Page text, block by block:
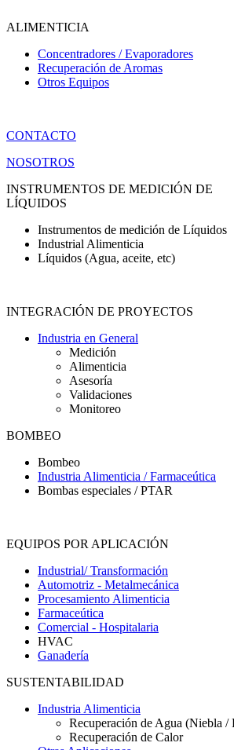
ALIMENTICIA
Concentradores / Evaporadores
Recuperación de Aromas
Otros Equipos
CONTACTO
NOSOTROS
INSTRUMENTOS DE MEDICIÓN DE
LÍQUIDOS
Instrumentos de medición de Líquidos
Industrial Alimenticia
Líquidos (Agua, aceite, etc)
INTEGRACIÓN DE PROYECTOS
Industria en General
Medición
Alimenticia
Asesoría
Validaciones
Monitoreo
BOMBEO
Bombeo
Industria Alimenticia / Farmaceútica
Bombas especiales / PTAR
EQUIPOS POR APLICACIÓN
Industrial/ Transformación
Automotriz - Metalmecánica
Procesamiento Alimenticia
Farmaceútica
Comercial - Hospitalaria
HVAC
Ganadería
SUSTENTABILIDAD
Industria Alimenticia
Recuperación de Agua (Niebla /
Recuperación de Calor